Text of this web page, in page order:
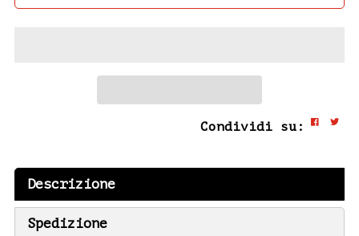
Condividi su:
Descrizione
Spedizione